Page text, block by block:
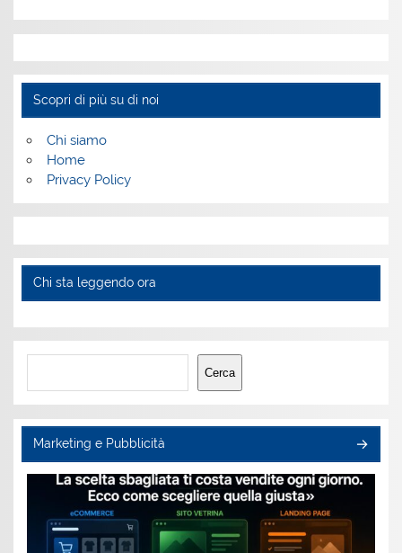
Scopri di più su di noi
Chi siamo
Home
Privacy Policy
Chi sta leggendo ora
Cerca
Cerca
Marketing e Pubblicità